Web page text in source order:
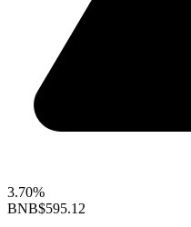
3.70%
BNB$595.12